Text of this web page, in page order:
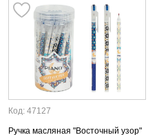
Код: 47127
Ручка масляная "Восточный узор"